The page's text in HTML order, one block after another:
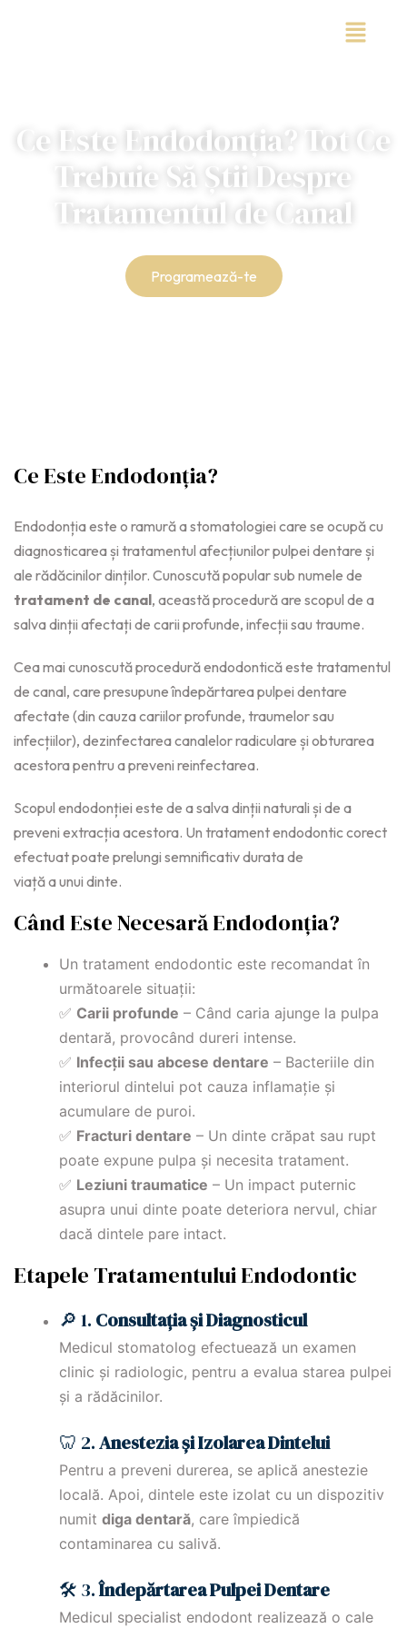
Ce Este Endodonția? Tot Ce
Trebuie Să Știi Despre
Tratamentul de Canal
Programează-te
Ce Este Endodonția?
Endodonția este o ramură a stomatologiei care se ocupă cu
diagnosticarea și tratamentul afecțiunilor pulpei dentare și
ale rădăcinilor dinților. Cunoscută popular sub numele de
tratament de canal, această procedură are scopul de a
salva dinții afectați de carii profunde, infecții sau traume.
Cea mai cunoscută procedură endodontică este tratamentul
de canal, care presupune îndepărtarea pulpei dentare
afectate (din cauza cariilor profunde, traumelor sau
infecțiilor), dezinfectarea canalelor radiculare și obturarea
acestora pentru a preveni reinfectarea.
Scopul endodonției este de a salva dinții naturali și de a
preveni extracția acestora. Un tratament endodontic corect
efectuat poate prelungi semnificativ durata de
viață a unui dinte.
Când Este Necesară Endodonția?
Un tratament endodontic este recomandat în
următoarele situații:
✅ Carii profunde – Când caria ajunge la pulpa
dentară, provocând dureri intense.
✅ Infecții sau abcese dentare – Bacteriile din
interiorul dintelui pot cauza inflamație și
acumulare de puroi.
✅ Fracturi dentare – Un dinte crăpat sau rupt
poate expune pulpa și necesita tratament.
✅ Leziuni traumatice – Un impact puternic
asupra unui dinte poate deteriora nervul, chiar
dacă dintele pare intact.
Etapele Tratamentului Endodontic
🔎 1. Consultația și Diagnosticul
Medicul stomatolog efectuează un examen
clinic și radiologic, pentru a evalua starea pulpei
și a rădăcinilor.
🦷 2.Anestezia și Izolarea Dintelui
Pentru a preveni durerea, se aplică anestezie
locală. Apoi, dintele este izolat cu un dispozitiv
numit diga dentară, care împiedică
contaminarea cu salivă.
🛠 3.Îndepărtarea Pulpei Dentare
Medicul specialist endodont realizează o cale